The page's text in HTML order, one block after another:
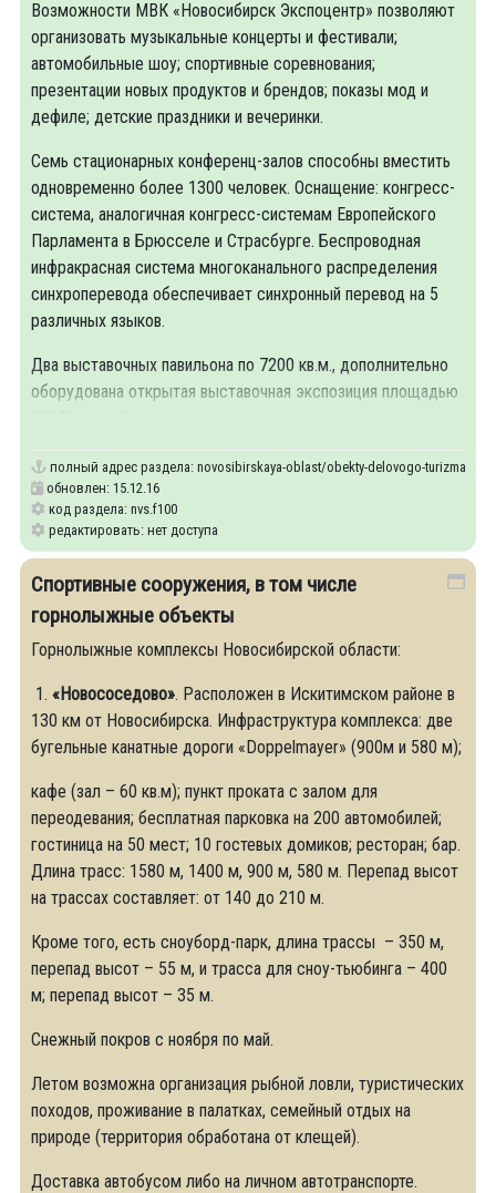
Возможности МВК «Новосибирск Экспоцентр» позволяют
организовать музыкальные концерты и фестивали;
автомобильные шоу; спортивные соревнования;
презентации новых продуктов и брендов; показы мод и
дефиле; детские праздники и вечеринки.
Семь стационарных конференц-залов способны вместить
одновременно более 1300 человек. Оснащение: конгресс-
система, аналогичная конгресс-системам Европейского
Парламента в Брюсселе и Страсбурге. Беспроводная
инфракрасная система многоканального распределения
синхроперевода обеспечивает синхронный перевод на 5
различных языков.
Два выставочных павильона по 7200 кв.м., дополнительно
оборудована открытая выставочная экспозиция площадью
полный адрес раздела: novosibirskaya-oblast/obekty-delovogo-turizma
обновлен: 15.12.16
код раздела: nvs.f100
редактировать: нет доступа
Спортивные сооружения, в том числе
горнолыжные объекты
Горнолыжные комплексы Новосибирской области:
1. «Новососедово». Расположен в Искитимском районе в
130 км от Новосибирска. Инфраструктура комплекса: две
бугельные канатные дороги «Doppelmayer» (900м и 580 м);
кафе (зал – 60 кв.м); пункт проката с залом для
переодевания; бесплатная парковка на 200 автомобилей;
гостиница на 50 мест; 10 гостевых домиков; ресторан; бар.
Длина трасс: 1580 м, 1400 м, 900 м, 580 м. Перепад высот
на трассах составляет: от 140 до 210 м.
Кроме того, есть сноуборд-парк, длина трассы – 350 м,
перепад высот – 55 м, и трасса для сноу-тьюбинга – 400
м; перепад высот – 35 м.
Снежный покров с ноября по май.
Летом возможна организация рыбной ловли, туристических
походов, проживание в палатках, семейный отдых на
природе (территория обработана от клещей).
Доставка автобусом либо на личном автотранспорте.